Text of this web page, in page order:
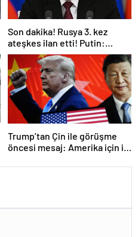
Son dakika! Rusya 3. kez
ateşkes ilan etti! Putin:
Erdoğan ile görüşme
gerçekleştireceğiz
Trump’tan Çin ile görüşme
öncesi mesaj: Amerika için iyi